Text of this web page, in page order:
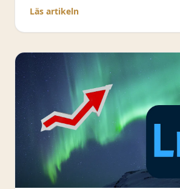
Intentional camera movement,
blommor
Läs artikeln